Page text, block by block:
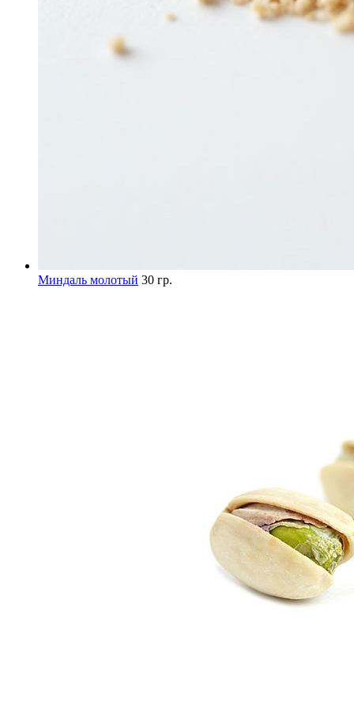
Миндаль молотый 30 гр.